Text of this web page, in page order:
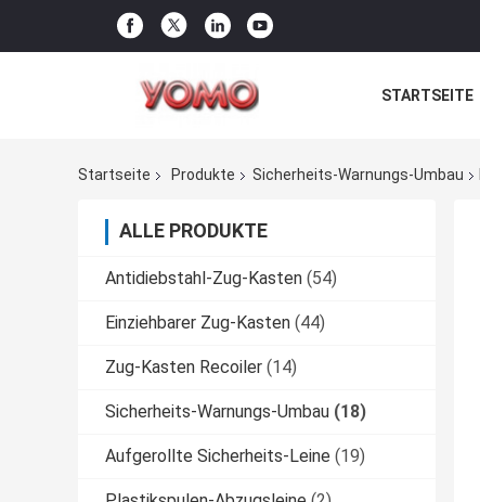
STARTSEITE
Startseite Produkte Sicherheits-Warnungs-Umbau
ALLE PRODUKTE
Antidiebstahl-Zug-Kasten (54)
Einziehbarer Zug-Kasten (44)
Zug-Kasten Recoiler (14)
Sicherheits-Warnungs-Umbau (18)
Aufgerollte Sicherheits-Leine (19)